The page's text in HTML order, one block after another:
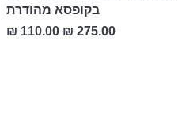
בקופסא מהודרת
מחיר רגיל‏275.00 ‏₪ מחיר מבצע‏110.00 ‏₪